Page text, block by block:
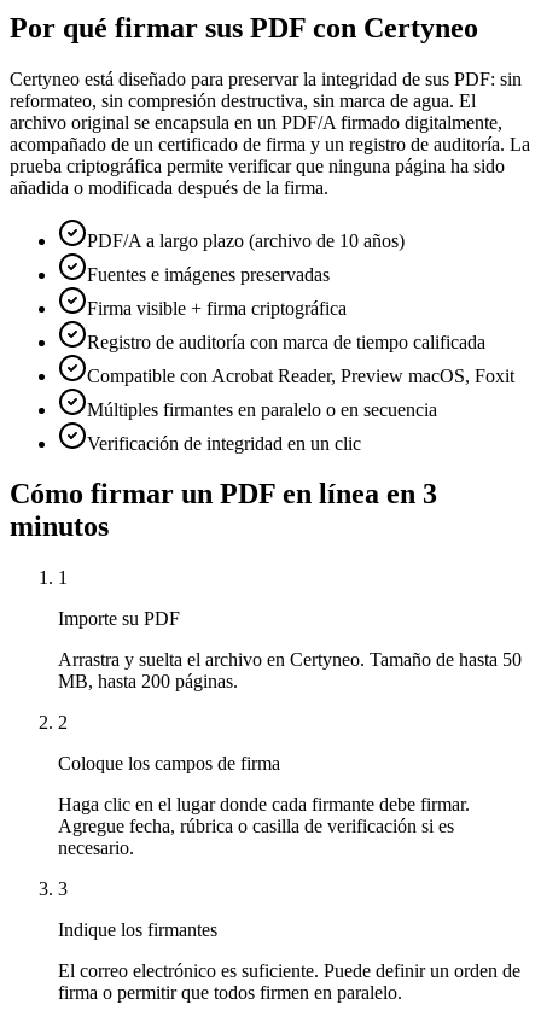
Por qué firmar sus PDF con Certyneo
Certyneo está diseñado para preservar la integridad de sus PDF: sin
reformateo, sin compresión destructiva, sin marca de agua. El
archivo original se encapsula en un PDF/A firmado digitalmente,
acompañado de un certificado de firma y un registro de auditoría. La
prueba criptográfica permite verificar que ninguna página ha sido
añadida o modificada después de la firma.
PDF/A a largo plazo (archivo de 10 años)
Fuentes e imágenes preservadas
Firma visible + firma criptográfica
Registro de auditoría con marca de tiempo calificada
Compatible con Acrobat Reader, Preview macOS, Foxit
Múltiples firmantes en paralelo o en secuencia
Verificación de integridad en un clic
Cómo firmar un PDF en línea en 3
minutos
1
Importe su PDF
Arrastra y suelta el archivo en Certyneo. Tamaño de hasta 50
MB, hasta 200 páginas.
2
Coloque los campos de firma
Haga clic en el lugar donde cada firmante debe firmar.
Agregue fecha, rúbrica o casilla de verificación si es
necesario.
3
Indique los firmantes
El correo electrónico es suficiente. Puede definir un orden de
firma o permitir que todos firmen en paralelo.